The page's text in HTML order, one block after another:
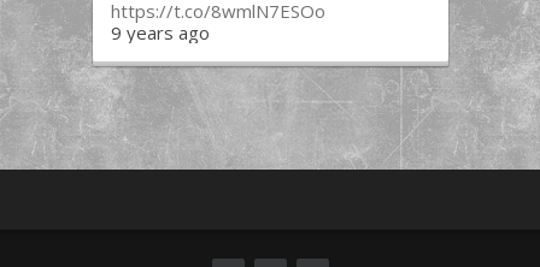
https://t.co/8wmlN7ESOo
9 years ago